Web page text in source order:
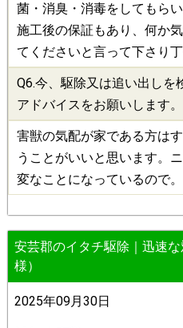
菌・消臭・消毒をしてもらい
施工後の保証もあり、何か
てくださいと言って下さり
Q6.今、駆除又は追い出しを
アドバイスをお願いします。
害獣の気配が家である方は
うことがいいと思います。
変なことになっているので。
安芸郡のイタチ駆除｜迅速
様）
2025年09月30日